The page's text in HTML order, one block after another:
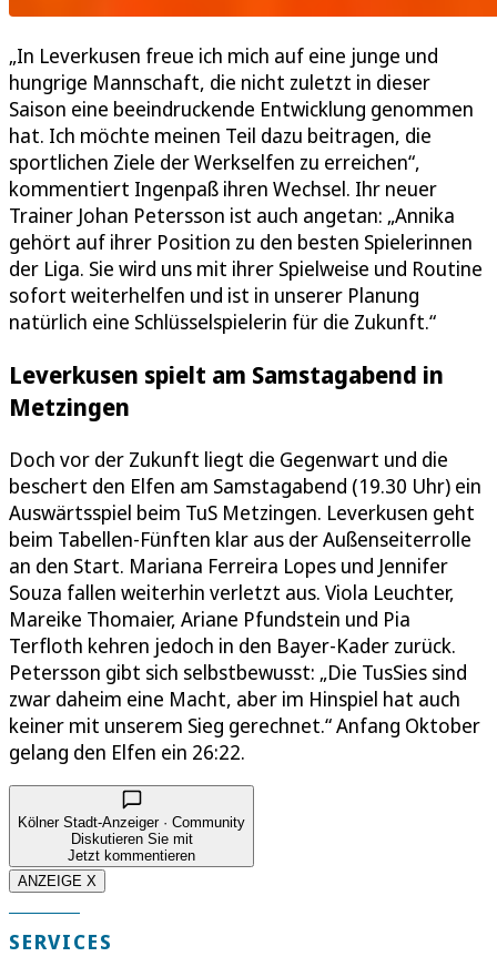
„In Leverkusen freue ich mich auf eine junge und
hungrige Mannschaft, die nicht zuletzt in dieser
Saison eine beeindruckende Entwicklung genommen
hat. Ich möchte meinen Teil dazu beitragen, die
sportlichen Ziele der Werkselfen zu erreichen“,
kommentiert Ingenpaß ihren Wechsel. Ihr neuer
Trainer Johan Petersson ist auch angetan: „Annika
gehört auf ihrer Position zu den besten Spielerinnen
der Liga. Sie wird uns mit ihrer Spielweise und Routine
sofort weiterhelfen und ist in unserer Planung
natürlich eine Schlüsselspielerin für die Zukunft.“
Leverkusen spielt am Samstagabend in
Metzingen
Doch vor der Zukunft liegt die Gegenwart und die
beschert den Elfen am Samstagabend (19.30 Uhr) ein
Auswärtsspiel beim TuS Metzingen. Leverkusen geht
beim Tabellen-Fünften klar aus der Außenseiterrolle
an den Start. Mariana Ferreira Lopes und Jennifer
Souza fallen weiterhin verletzt aus. Viola Leuchter,
Mareike Thomaier, Ariane Pfundstein und Pia
Terfloth kehren jedoch in den Bayer-Kader zurück.
Petersson gibt sich selbstbewusst: „Die TusSies sind
zwar daheim eine Macht, aber im Hinspiel hat auch
keiner mit unserem Sieg gerechnet.“ Anfang Oktober
gelang den Elfen ein 26:22.
Kölner Stadt-Anzeiger · Community
Diskutieren Sie mit
Jetzt kommentieren
ANZEIGE X
SERVICES